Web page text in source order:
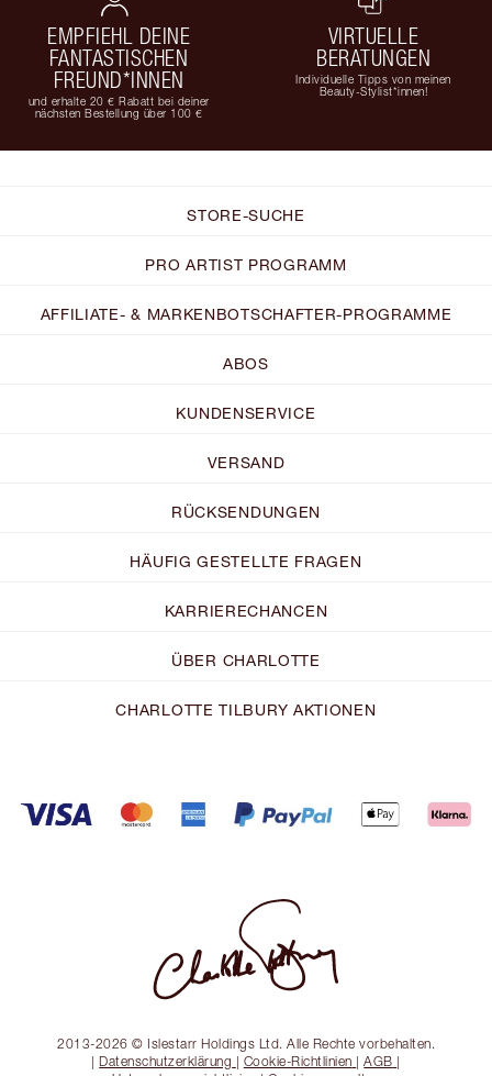
EMPFIEHL DEINE
FANTASTISCHEN
FREUND*INNEN
und erhalte 20 € Rabatt bei deiner
nächsten Bestellung über 100 €
VIRTUELLE
BERATUNGEN
Individuelle Tipps von meinen
Beauty-Stylist*innen!
STORE-SUCHE
PRO ARTIST PROGRAMM
AFFILIATE- & MARKENBOTSCHAFTER-PROGRAMME
ABOS
KUNDENSERVICE
VERSAND
RÜCKSENDUNGEN
HÄUFIG GESTELLTE FRAGEN
KARRIERECHANCEN
ÜBER CHARLOTTE
CHARLOTTE TILBURY AKTIONEN
2013-2026 © Islestarr Holdings Ltd. Alle Rechte vorbehalten.
| Datenschutzerklärung | Cookie-Richtlinien |AGB |